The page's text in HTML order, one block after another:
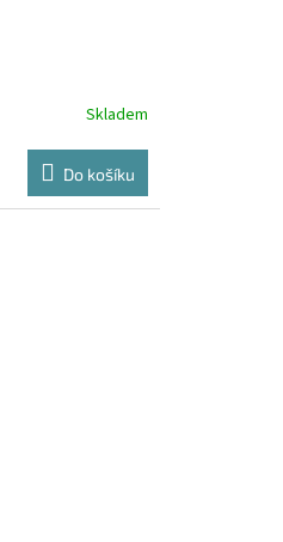
Skladem
Do košíku